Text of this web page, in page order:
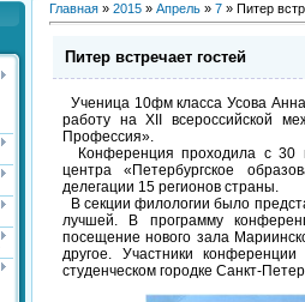
Главная » 2015 » Апрель » 7 » Питер
Питер встречает гостей
Ученица 10фм класса Усова
работу на XII всероссийской
Профессия».
Конференция проходила с 30
центра «Петербургское
делегации 15 регионов страны.
В секции филологии было
лучшей. В программу
посещение нового зала
другое. Участники
студенческом городке Санкт-